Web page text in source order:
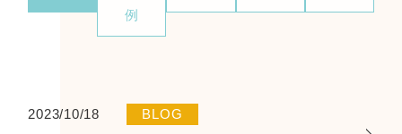
例
2023/10/18
BLOG